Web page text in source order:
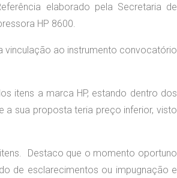
elaborado pela Secretaria de
HP 8600.
vinculação ao instrumento convocatório
itens a marca HP, estando dentro dos
sua proposta teria preço inferior, visto
Destaco que o momento oportuno
de esclarecimentos ou impugnação e